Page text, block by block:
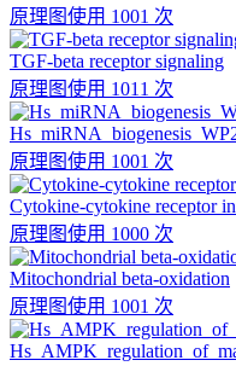
原理图使用 1001 次
TGF-beta receptor signaling
原理图使用 1011 次
原理图使用 1001 次
Cytokine-cytokine receptor
原理图使用 1000 次
Mitochondrial beta-oxidation
原理图使用 1001 次